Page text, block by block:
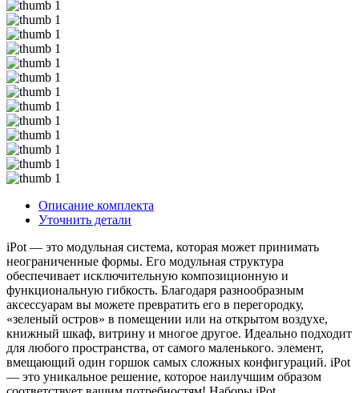
Описание комплекта
Уточнить детали
iPot — это модульная система, которая может принимать
неограниченные формы. Его модульная структура
обеспечивает исключительную композиционную и
функциональную гибкость. Благодаря разнообразным
аксессуарам вы можете превратить его в перегородку,
«зеленый остров» в помещении или на открытом воздухе,
книжный шкаф, витрину и многое другое. Идеально подходит
для любого пространства, от самого маленького. элемент,
вмещающий один горшок самых сложных конфигураций. iPot
— это уникальное решение, которое наилучшим образом